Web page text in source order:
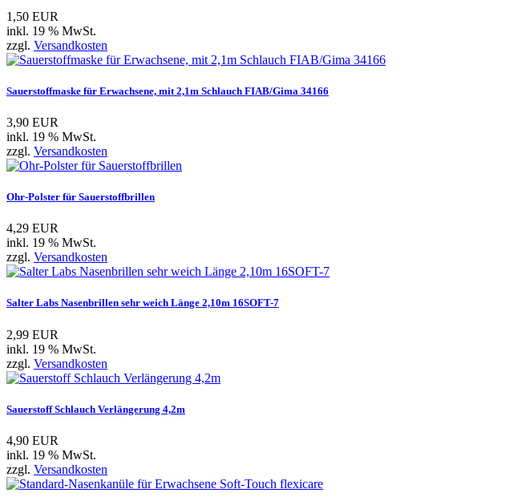
1,50 EUR
inkl. 19 % MwSt.
zzgl. Versandkosten
Sauerstoffmaske für Erwachsene, mit 2,1m Schlauch FIAB/Gima 34166
3,90 EUR
inkl. 19 % MwSt.
zzgl. Versandkosten
Ohr-Polster für Sauerstoffbrillen
4,29 EUR
inkl. 19 % MwSt.
zzgl. Versandkosten
Salter Labs Nasenbrillen sehr weich Länge 2,10m 16SOFT-7
2,99 EUR
inkl. 19 % MwSt.
zzgl. Versandkosten
Sauerstoff Schlauch Verlängerung 4,2m
4,90 EUR
inkl. 19 % MwSt.
zzgl. Versandkosten